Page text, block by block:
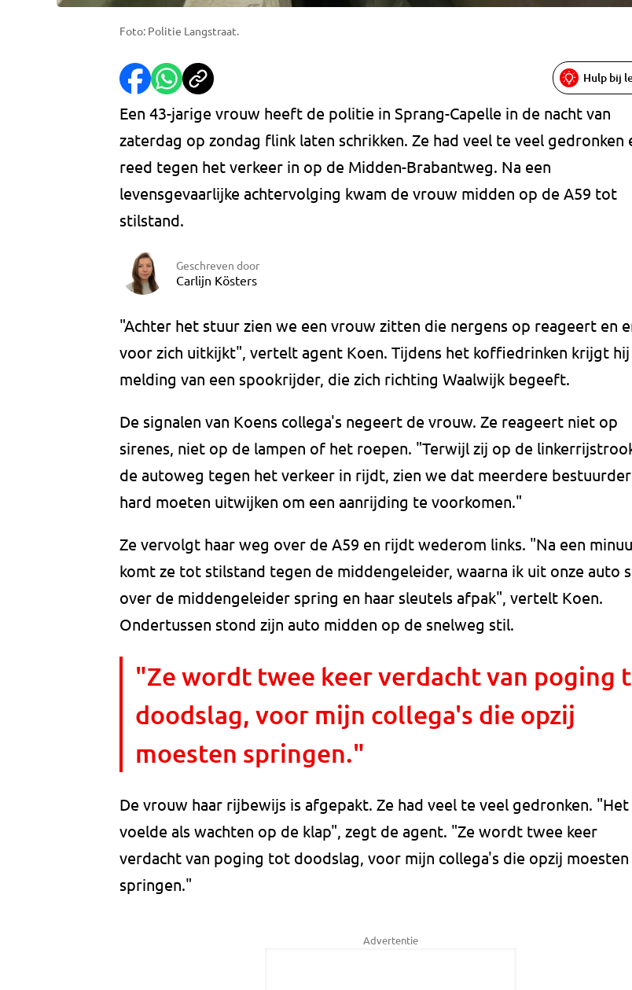
Foto: Politie Langstraat.
Hulp bij
Een 43-jarige vrouw heeft de politie in Sprang-Capelle in de nacht van
zaterdag op zondag flink laten schrikken. Ze had veel te veel gedronken
reed tegen het verkeer in op de Midden-Brabantweg. Na een
levensgevaarlijke achtervolging kwam de vrouw midden op de A59 tot
stilstand.
Geschreven door
Carlijn Kösters
"Achter het stuur zien we een vrouw zitten die nergens op reageert en
voor zich uitkijkt", vertelt agent Koen. Tijdens het koffiedrinken krijgt hij
melding van een spookrijder, die zich richting Waalwijk begeeft.
De signalen van Koens collega's negeert de vrouw. Ze reageert niet op
sirenes, niet op de lampen of het roepen. "Terwijl zij op de
de autoweg tegen het verkeer in rijdt, zien we dat meerdere
hard moeten uitwijken om een aanrijding te voorkomen."
Ze vervolgt haar weg over de A59 en rijdt wederom links. "Na een
komt ze tot stilstand tegen de middengeleider, waarna ik uit onze auto
over de middengeleider spring en haar sleutels afpak", vertelt Koen.
Ondertussen stond zijn auto midden op de snelweg stil.
"Ze wordt twee keer verdacht van poging
doodslag, voor mijn collega's die opzij
moesten springen."
De vrouw haar rijbewijs is afgepakt. Ze had veel te veel gedronken. "Het
voelde als wachten op de klap", zegt de agent. "Ze wordt twee keer
verdacht van poging tot doodslag, voor mijn collega's die opzij moesten
springen."
Advertentie